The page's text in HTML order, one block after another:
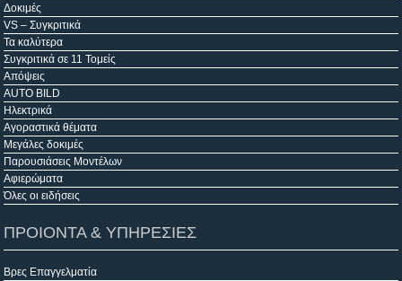
Δοκιμές
VS – Συγκριτικά
Τα καλύτερα
Συγκριτικά σε 11 Τομείς
Απόψεις
AUTO BILD
Ηλεκτρικά
Αγοραστικά θέματα
Μεγάλες δοκιμές
Παρουσιάσεις Μοντέλων
Αφιερώματα
Όλες οι ειδήσεις
ΠΡΟΙΟΝΤΑ & ΥΠΗΡΕΣΙΕΣ
Βρες Επαγγελματία